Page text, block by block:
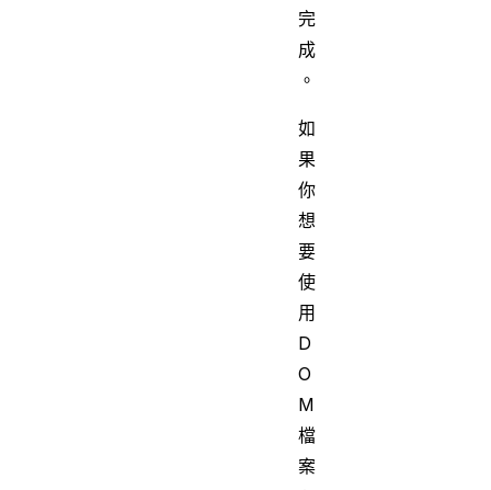
完
成
。
如
果
你
想
要
使
用
D
O
M
檔
案